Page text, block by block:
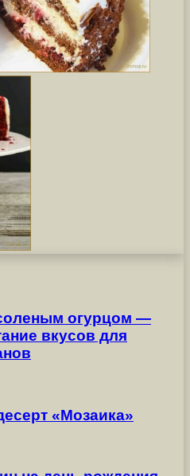
огурцом —
вкусов для
«Мозаика»